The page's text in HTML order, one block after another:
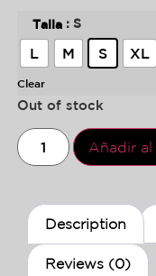
Talla : S
L M S XL
Clear
Out of stock
Añadir
Description
Reviews (0)